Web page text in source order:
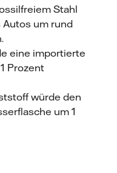
Stahl
um rund
eine importierte
Prozent
würde den
um 1